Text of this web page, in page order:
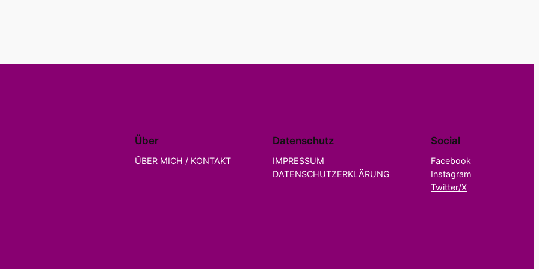
Über
ÜBER MICH / KONTAKT
Datenschutz
IMPRESSUM
DATENSCHUTZERKLÄRUNG
Social
Facebook
Instagram
Twitter/X